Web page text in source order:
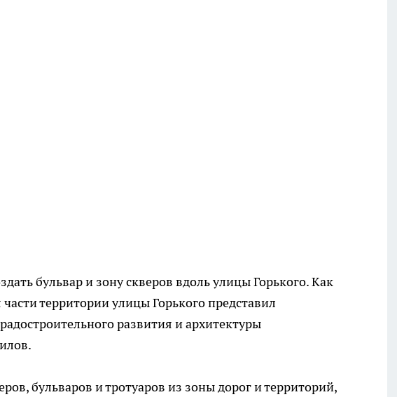
бульвар и зону скверов вдоль улицы Горького. Как
территории улицы Горького представил
развития и архитектуры
бульваров и тротуаров из зоны дорог и территорий,